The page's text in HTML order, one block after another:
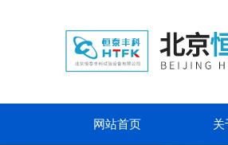
网站首页 关